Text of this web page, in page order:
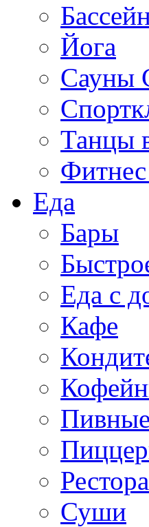
Йога
Сауны
Танцы
Фитнес
Еда
Бары
Еда с
Кафе
Суши